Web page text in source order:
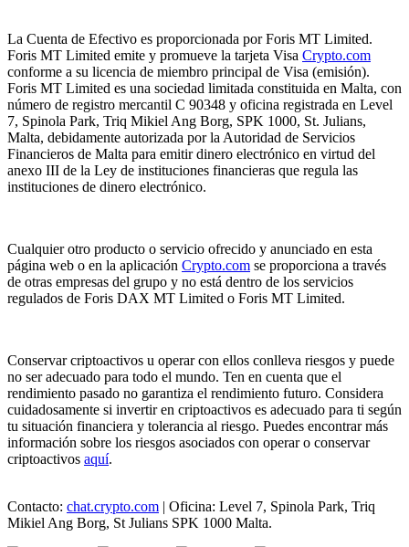
La Cuenta de Efectivo es proporcionada por Foris MT Limited.
Foris MT Limited emite y promueve la tarjeta Visa Crypto.com
conforme a su licencia de miembro principal de Visa (emisión).
Foris MT Limited es una sociedad limitada constituida en Malta, con
número de registro mercantil C 90348 y oficina registrada en Level
7, Spinola Park, Triq Mikiel Ang Borg, SPK 1000, St. Julians,
Malta, debidamente autorizada por la Autoridad de Servicios
Financieros de Malta para emitir dinero electrónico en virtud del
anexo III de la Ley de instituciones financieras que regula las
instituciones de dinero electrónico.
Cualquier otro producto o servicio ofrecido y anunciado en esta
página web o en la aplicación Crypto.com se proporciona a través
de otras empresas del grupo y no está dentro de los servicios
regulados de Foris DAX MT Limited o Foris MT Limited.
Conservar criptoactivos u operar con ellos conlleva riesgos y puede
no ser adecuado para todo el mundo. Ten en cuenta que el
rendimiento pasado no garantiza el rendimiento futuro. Considera
cuidadosamente si invertir en criptoactivos es adecuado para ti según
tu situación financiera y tolerancia al riesgo. Puedes encontrar más
información sobre los riesgos asociados con operar o conservar
criptoactivos aquí.
Contacto: chat.crypto.com | Oficina: Level 7, Spinola Park, Triq
Mikiel Ang Borg, St Julians SPK 1000 Malta.